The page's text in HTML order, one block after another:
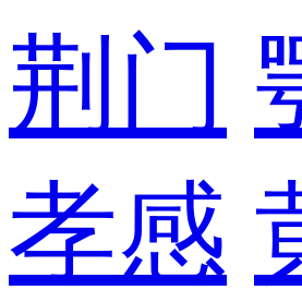
荆门
孝感